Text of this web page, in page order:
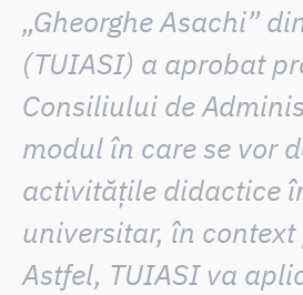
„Gheorghe Asachi”
(TUIASI) a aprobat
Consiliului de
modul în care se vor
activitățile didactice
universitar, în
Astfel, TUIASI va